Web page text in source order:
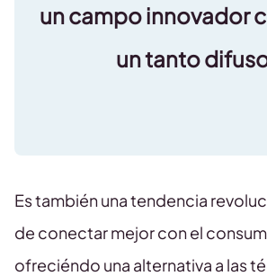
un campo innovador
un tanto
Es también una tendencia
de conectar mejor con el
ofreciéndo una alternativa a las